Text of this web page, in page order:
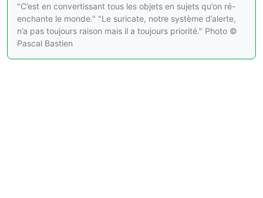
"C’est en convertissant tous les objets en sujets qu’on ré-
enchante le monde." "Le suricate, notre système d’alerte,
n’a pas toujours raison mais il a toujours priorité." Photo ©
Pascal Bastien